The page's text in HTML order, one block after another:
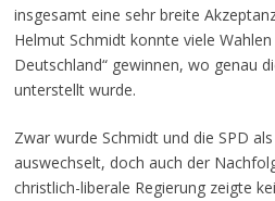
insgesamt eine sehr breite
Helmut Schmidt konnte viele
Deutschland“ gewinnen, wo genau
unterstellt wurde.
Zwar wurde Schmidt und die SPD
auswechselt, doch auch der
christlich-liberale Regierung zeigte